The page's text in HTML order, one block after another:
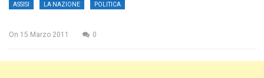
ASSISI LA NAZIONE POLITICA
On 15 Marzo 2011 0